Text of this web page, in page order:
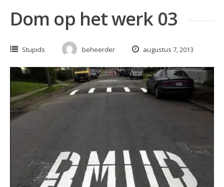
Dom op het werk 03
Stupids beheerder augustus 7, 2013